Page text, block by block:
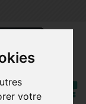
votre
Mon